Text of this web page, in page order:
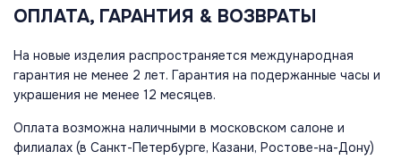
ОПЛАТА, ГАРАНТИЯ & ВОЗВРАТЫ
На новые изделия распространяется международная
гарантия не менее 2 лет. Гарантия на подержанные часы и
украшения не менее 12 месяцев.
Оплата возможна наличными в московском салоне и
филиалах (в Санкт-Петербурге, Казани, Ростове-на-Дону)